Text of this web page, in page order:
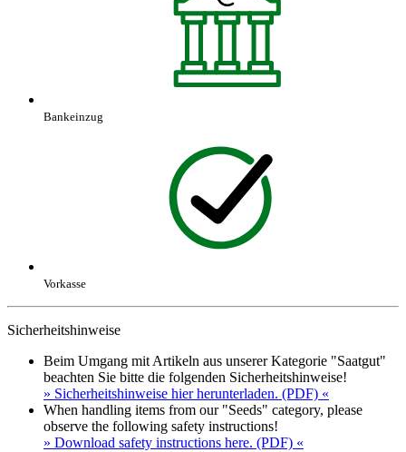
Bankeinzug
Vorkasse
Sicherheitshinweise
Beim Umgang mit Artikeln aus unserer Kategorie "Saatgut"
beachten Sie bitte die folgenden Sicherheitshinweise!
» Sicherheitshinweise hier herunterladen. (PDF) «
When handling items from our "Seeds" category, please
observe the following safety instructions!
» Download safety instructions here. (PDF) «